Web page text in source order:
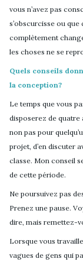
vous n’avez pas
s’obscurcisse ou que
complètement
les choses ne se
Quels conseils
la conception?
Le temps que vous
disposerez de quatre
non pas pour
projet, d’en discuter
classe. Mon conseil
de cette période.
Ne poursuivez pas
Prenez une pause.
dire, mais remettez-
Lorsque vous
vagues de gens qui